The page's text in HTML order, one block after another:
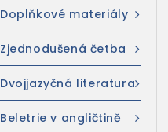
Doplňkové materiály
Zjednodušená četba
Dvojjazyčná literatura
Beletrie v angličtině